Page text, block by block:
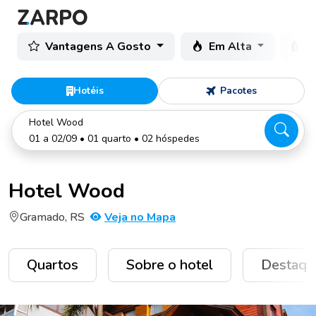
Vantagens A Gosto Em Alta
Hotéis Pacotes
Hotel Wood
01 a 02/09 • 01 quarto • 02 hóspedes
Hotel Wood
Gramado, RS Veja no Mapa
Quartos Sobre o hotel